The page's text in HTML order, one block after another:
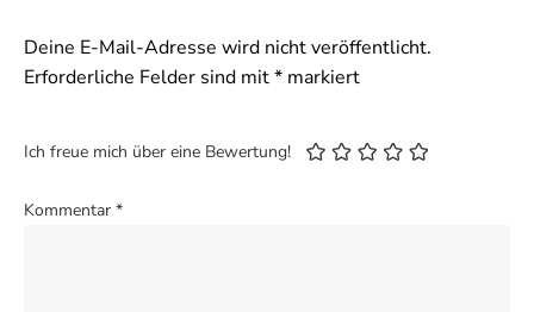
Deine E-Mail-Adresse wird nicht veröffentlicht.
Erforderliche Felder sind mit* markiert
Ich freue mich über eine Bewertung!
Kommentar *